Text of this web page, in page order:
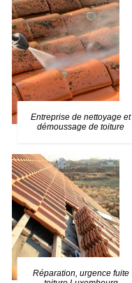
Entreprise de nettoyage et
démoussage de toiture
Réparation, urgence fuite